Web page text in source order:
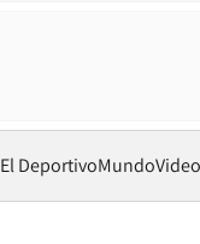
El DeportivoMundo